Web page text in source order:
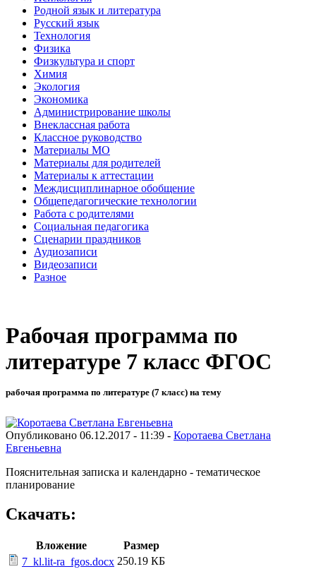
Родной язык и литература
Русский язык
Технология
Физика
Физкультура и спорт
Химия
Экология
Экономика
Администрирование школы
Внеклассная работа
Классное руководство
Материалы МО
Материалы для родителей
Материалы к аттестации
Междисциплинарное обобщение
Общепедагогические технологии
Работа с родителями
Социальная педагогика
Сценарии праздников
Аудиозаписи
Видеозаписи
Разное
Рабочая программа по
литературе 7 класс ФГОС
рабочая программа по литературе (7 класс) на тему
Опубликовано 06.12.2017 - 11:39 - Коротаева Светлана
Евгеньевна
Пояснительная записка и календарно - тематическое
планирование
Скачать:
Вложение
Размер
7_kl.lit-ra_fgos.docx 250.19 КБ